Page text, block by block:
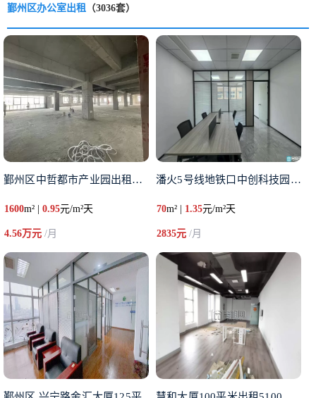
鄞州区办公室出租 （3036套）
鄞州区中哲都市产业园出租整层出
1600m² | 0.95元/m²天
4.56万元 /月
潘火5号线地铁口中创科技园出租
70m² | 1.35元/m²天
2835元/月